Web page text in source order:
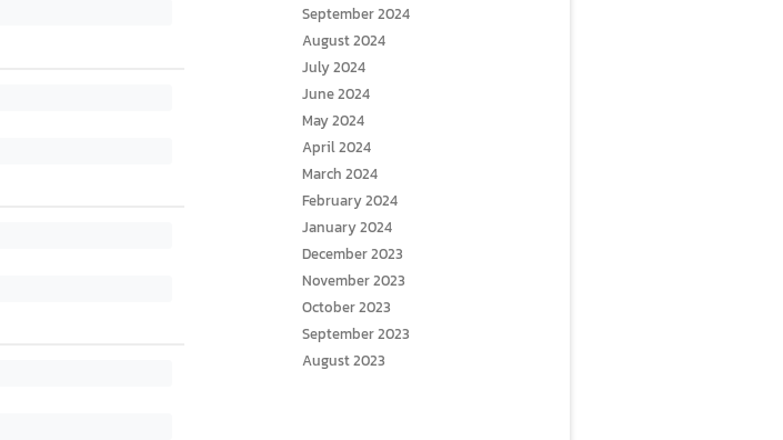
September 2024
August 2024
July 2024
June 2024
May 2024
April 2024
March 2024
February 2024
January 2024
December 2023
November 2023
October 2023
September 2023
August 2023